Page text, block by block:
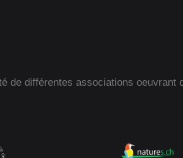
différentes associations oeuvrant